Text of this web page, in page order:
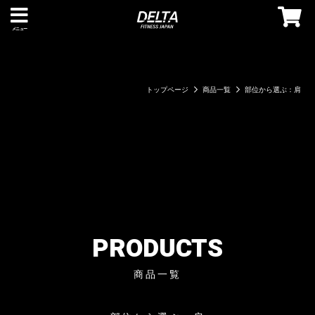
メニュー
トップページ 商品一覧 部位から選ぶ：肩
PRODUCTS
商品一覧